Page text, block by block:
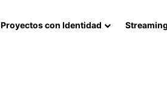
Proyectos con Identidad